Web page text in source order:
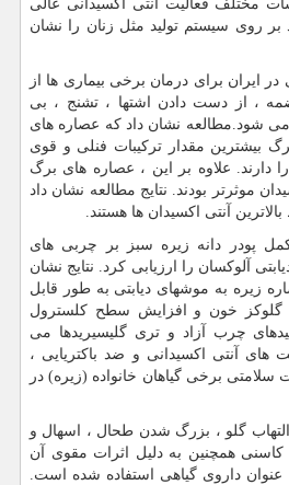
مختلف فعالیت آنتی اکسیدانی عالی
روی سیستم تولید مثل زنان را نشان
ایران برای درمان برخی بیماری ها از
، از دست دادن اشتها ، تشنج ، بی
شود.مطالعه نشان داد که عصاره های
بیشترین مقدار ترکیبات فنلی و قوی
دارند. علاوه بر این ، عصاره های برگ
موثرتر بودند. نتایج مطالعه نشان داد
بالاترین آنتی اکسیدان ها هستند.
پودر دانه زیره سبز بر چربی های
آلوکسان را ارزیابی کرد. نتایج نشان
زیره به موشهای دیابتی به طور قابل
خون و افزایش سطح کلسترول
چرب آزاد و تری گلیسیریدها می
های آنتی اکسیدانی و ضد باکتریایی ،
سلامتی برخی گیاهان خانواده (زیره) در
التهاب گلو ، بزرگ شدن طحال ، اسهال و
کاسنی همچنین به دلیل اثرات مقوی آن
عنوان داروی گیاهی استفاده شده است.